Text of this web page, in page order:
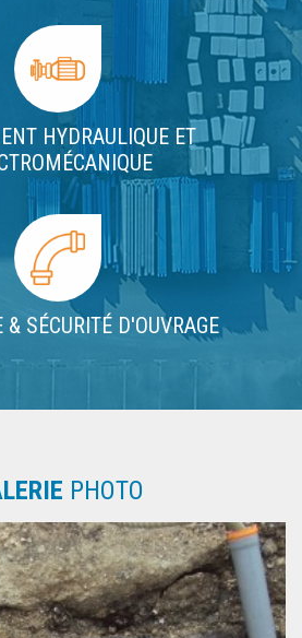
HYDRAULIQUE ET
& SÉCURITÉ D'OUVRAGE
PHOTO